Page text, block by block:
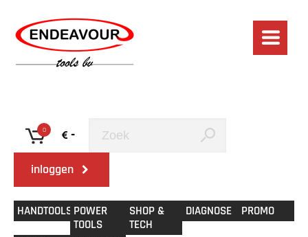
0 -
inloggen
HANDTOOLS POWER
TOOLS
SHOP &
TECH
DIAGNOSE PROMO